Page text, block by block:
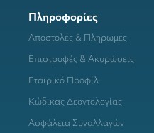
Πληροφορίες
Αποστολές & Πληρωμές
Επιστροφές & Ακυρώσεις
Εταιρικό Προφίλ
Κώδικας Δεοντολογίας
Ασφάλεια Συναλλαγών